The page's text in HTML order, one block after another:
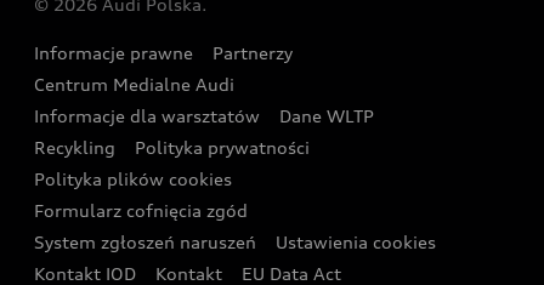
Wyszukaj najbliższego Partnera Audi
Oferta dla przedsiębiorców
Oferta dla klientów prywatnych
Kalkulator rat
Ubezpieczenie
Zasięg
Gwarancja
Akcje serwisowe Audi
Katalog online akcesoriów
Audi i Muzeum Sztuki Nowoczesnej w Warszawie
Audi driving experience
Audi quattro Cup
Audi i Puchar Świata w Skokach Narciarskich w
Zakopanem
© 2026 Audi Polska.
Informacje prawne
Partnerzy
Centrum Medialne Audi
Informacje dla warsztatów
Dane WLTP
Recykling
Polityka prywatności
Polityka plików cookies
Formularz cofnięcia zgód
System zgłoszeń naruszeń
Ustawienia cookies
Kontakt IOD
Kontakt EU Data Act